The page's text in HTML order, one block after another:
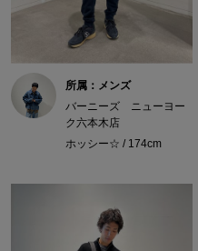
所属：メンズ
バーニーズ ニューヨー
ク六本木店
ホッシー☆ / 174cm